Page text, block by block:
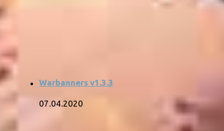
Warbanners v1.3.3
07.04.2020